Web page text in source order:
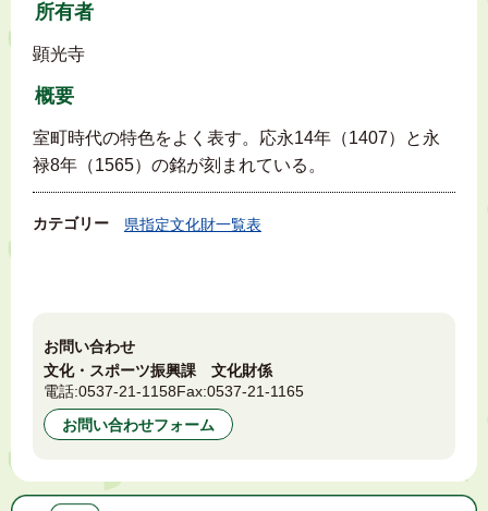
所有者
顕光寺
概要
室町時代の特色をよく表す。応永14年（1407）と永
禄8年（1565）の銘が刻まれている。
カテゴリー 県指定文化財一覧表
お問い合わせ
文化・スポーツ振興課 文化財係
電話:0537-21-1158Fax:0537-21-1165
お問い合わせフォーム